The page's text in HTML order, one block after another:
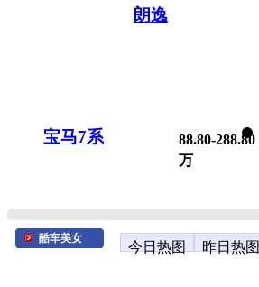
朗逸
宝马7系
88.80-288.80
万
酷车美女
今日热图 昨日热图